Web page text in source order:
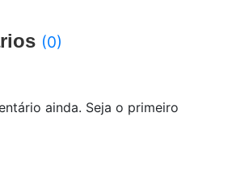
(0)
ainda. Seja o primeiro